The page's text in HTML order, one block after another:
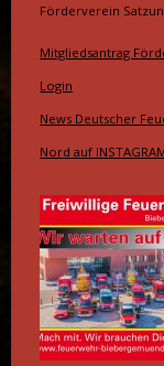
Förderverein
Mitgliedsantrag
Login
News Deutscher
Nord auf